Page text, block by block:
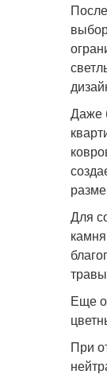
Даже
Для
Еще
При